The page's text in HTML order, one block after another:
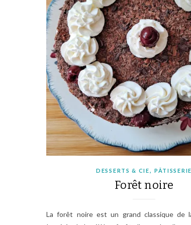
DESSERTS & CIE, PÂTISSERIE
Forêt noire
La forêt noire est un grand classique de